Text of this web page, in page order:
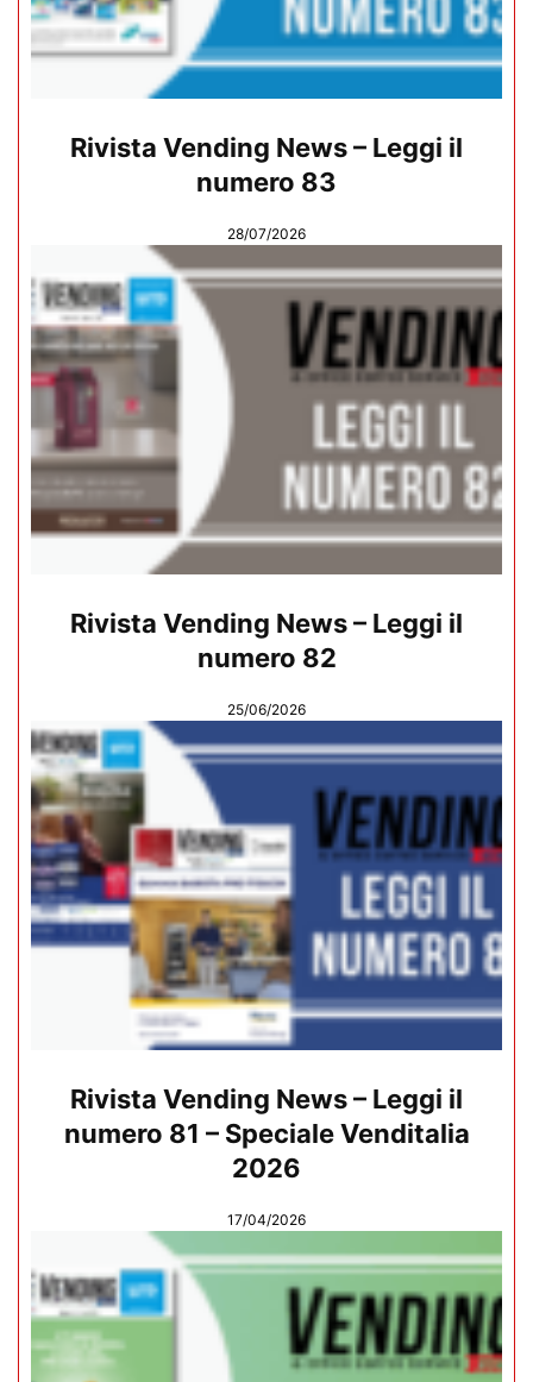
Rivista Vending News – Leggi il
numero 83
28/07/2026
Rivista Vending News – Leggi il
numero 82
25/06/2026
Rivista Vending News – Leggi il
numero 81 – Speciale Venditalia
2026
17/04/2026